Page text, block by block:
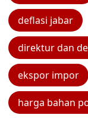
deflasi jabar
direktur dan
ekspor impor
harga bahan